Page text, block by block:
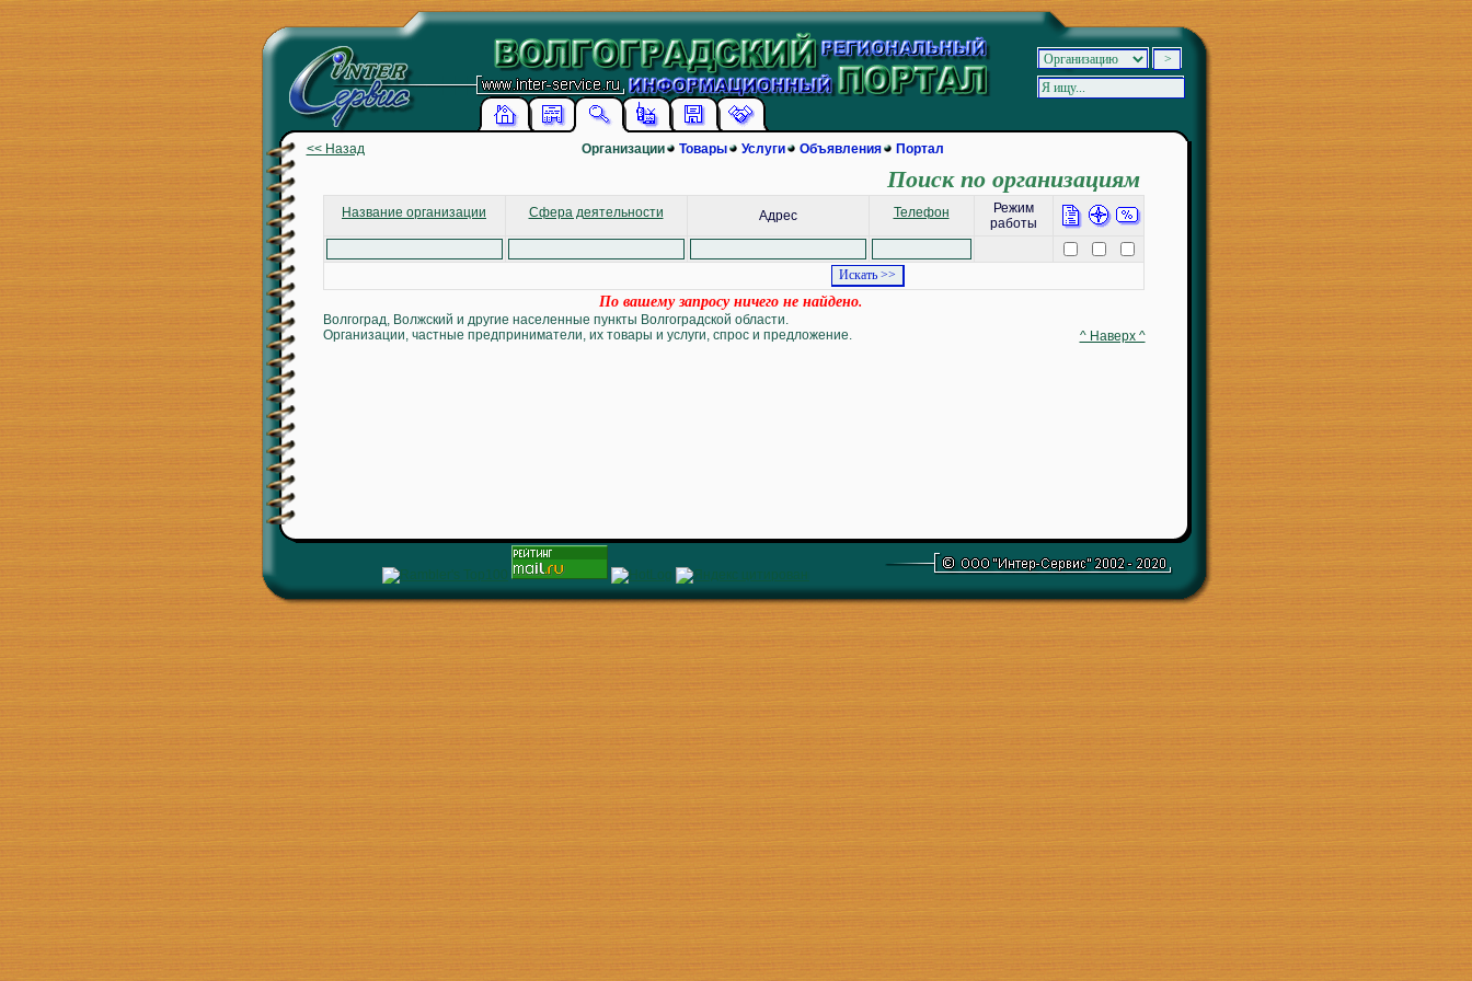
<< Назад Организации Товары Услуги Объявления Портал
Поиск по организациям
Название организации Сфера деятельности Адрес Телефон
Режим
работы
По вашему запросу ничего не найдено.
Волгоград, Волжский и другие населенные пункты Волгоградской области.
Организации, частные предприниматели, их товары и услуги, спрос и предложение.
^ Наверх ^